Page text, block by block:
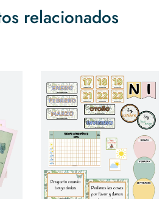
relacionados